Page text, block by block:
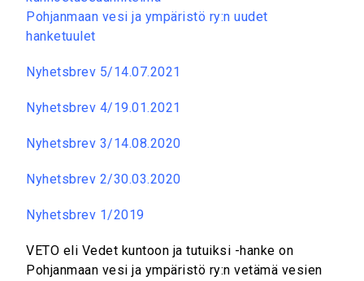
Pohjanmaan vesi ja ympäristö ry:n uudet
hanketuulet
Nyhetsbrev 5/14.07.2021
Nyhetsbrev 4/19.01.2021
Nyhetsbrev 3/14.08.2020
Nyhetsbrev 2/30.03.2020
Nyhetsbrev 1/2019
VETO eli Vedet kuntoon ja tutuiksi -hanke on
Pohjanmaan vesi ja ympäristö ry:n vetämä vesien